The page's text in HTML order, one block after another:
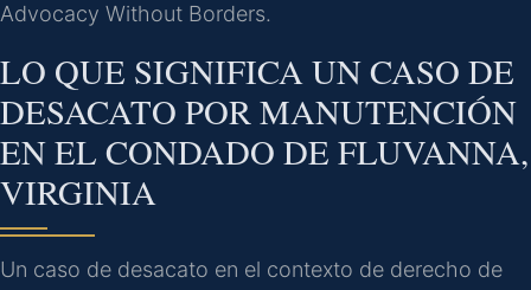
Advocacy Without Borders.
LO QUE SIGNIFICA UN CASO DE
DESACATO POR MANUTENCIÓN
EN EL CONDADO DE FLUVANNA,
VIRGINIA
Un caso de desacato en el contexto de derecho de